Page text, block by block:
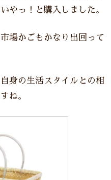
やっ！と購入しました。
場かごもかなり出回って
身の生活スタイルとの相
ね。